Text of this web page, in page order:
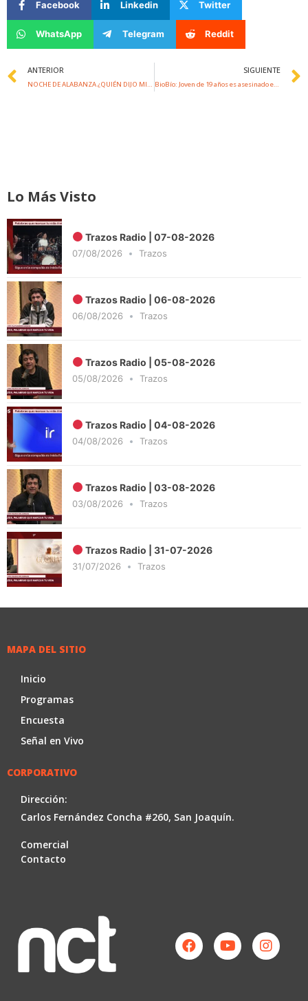
Facebook Linkedin Twitter
WhatsApp Telegram Reddit
Prev
ANTERIOR
NOCHE DE ALABANZA ¿QUIÉN DIJO MIEDO? CON GILBERTO DAZA
SIGUIENTE
BioBío: Joven de 19 años es asesinado en la comuna de Coronel
Lo Más Visto
Trazos Radio | 07-08-2026
07/08/2026 Trazos
Trazos Radio | 06-08-2026
06/08/2026 Trazos
Trazos Radio | 05-08-2026
05/08/2026 Trazos
Trazos Radio | 04-08-2026
04/08/2026 Trazos
Trazos Radio | 03-08-2026
03/08/2026 Trazos
Trazos Radio | 31-07-2026
31/07/2026 Trazos
MAPA DEL SITIO
Inicio
Programas
Encuesta
Señal en Vivo
CORPORATIVO
Dirección:
Carlos Fernández Concha #260, San Joaquín.
Comercial
Contacto